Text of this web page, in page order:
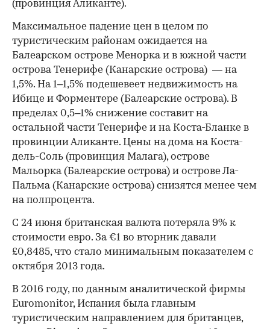
(провинция Аликанте).
Максимальное падение цен в целом по
туристическим районам ожидается на
Балеарском острове Менорка и в южной части
острова Тенерифе (Канарские острова) — на
1,5%. На 1–1,5% подешевеет недвижимость на
Ибице и Форментере (Балеарские острова). В
пределах 0,5–1% снижение составит на
остальной части Тенерифе и на Коста-Бланке в
провинции Аликанте. Цены на дома на Коста-
дель-Соль (провинция Малага), острове
Мальорка (Балеарские острова) и острове Ла-
Пальма (Канарские острова) снизятся менее чем
на полпроцента.
С 24 июня британская валюта потеряла 9% к
стоимости евро. За €1 во вторник давали
£0,8485, что стало минимальным показателем с
октября 2013 года.
В 2016 году, по данным аналитической фирмы
Euromonitor, Испания была ​главным
туристическим направлением для британцев,